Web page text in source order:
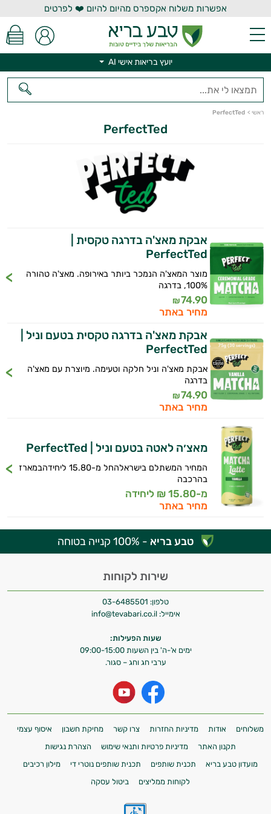
אפשרות משלוח אקספרס מהיום להיום ❤️ לפרטים
יועץ בריאות אישי AI
ראשי >
PerfectTed
PerfectTed
אבקת מאצ'ה בדרגה טקסית |
PerfectTed
מוצר המאצ'ה הנמכר ביותר באירופה. מאצ'ה טהורה
100%, בדרגה
74.90
₪
מחיר באתר
אבקת מאצ'ה בדרגה טקסית בטעם וניל |
PerfectTed
אבקת מאצ'ה וניל חלקה וטעימה. מיוצרת עם מאצ'ה
בדרגה
74.90
₪
מחיר באתר
מאצ׳ה לאטה בטעם וניל | PerfectTed
המחיר המשתלם בישראלהחל מ-15.80 ליחידהבמארז
בהרכבה
מ-15.80 ₪ ליחידה
מחיר באתר
טבע בריא - 100% קנייה בטוחה
שירות לקוחות
טלפון: 03-6485501
אימייל: info@tevabari.co.il
שעות הפעילות:
ימים א'-ה' בין השעות 09:00-15:00
ערבי חג וחג – סגור.
משלוחים אודות מדיניות החזרות צרו קשר מחיקת חשבון
איסוף עצמי
תקנון האתר
מדיניות פרטיות ותנאי שימוש
הצהרת נגישות
מועדון טבע בריא
תכנית שותפים תכנית שותפים נוטרי די
מילון רכיבים
לקוחות ממליצים
ביטול עסקה
יועץ בריאות אישי AI
היי,
אני יועץ הבריאות האישי AI של טבע בריא.
התשובות שלי מבוססות על מאגרי מידע קליניים
וספרות מקצועית בתחומי הרפואה הטבעית
ותזונת הספורט.
אני כאן כדי לעזור לך להתאים את תוספי
התזונה ומוצרי הבריאות המדויקים למטרות
ולמצב הגופני שלך, ולהסביר לך אילו רכיבים
עובדים יחד כדי למקסם תוצאות גם בחיי היום
המטרה שלי היא להתאים עבורך המלצות
זה הזמן להתחיל. איך אוכל לעזור?